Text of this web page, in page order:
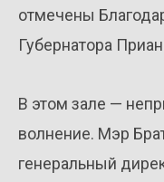
отмечены
Губернатора
В этом зале —
волнение. Мэр
генеральный